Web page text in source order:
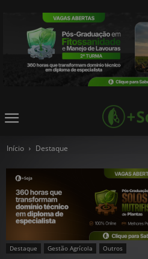
Início Destaque
Destaque Gestão Agrícola Outros